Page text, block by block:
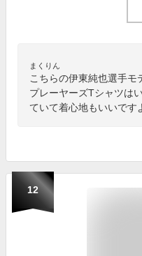
まくりん
こちらの伊東純也選手モ
プレーヤーズTシャツは
ていて着心地もいいです
12